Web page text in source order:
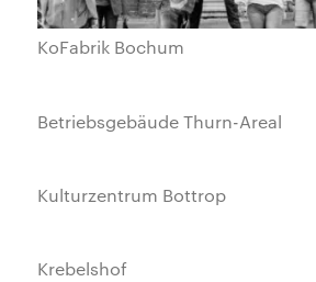
KoFabrik Bochum
Betriebsgebäude Thurn-Areal
Kulturzentrum Bottrop
Krebelshof